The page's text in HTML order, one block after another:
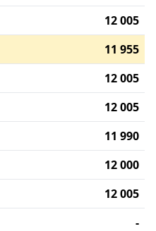
12 005
11 955
12 005
12 005
11 990
12 000
12 005
-